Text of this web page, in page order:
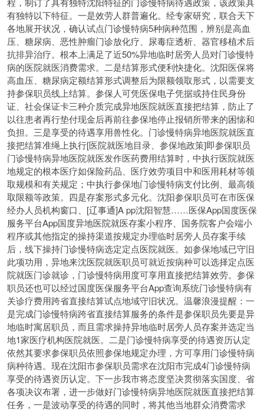
有独特以下特征。一是效劳人群普遍化。经专家研究，联合天下
各地展开状况，确认试点门诊慢特病5种病种范围，辨别是高血
压、糖尿病、恶性肿瘤门诊放化疗、尿毒症透析、器官移植术后
抗排异治疗。根本上满足了近50%异地临时居旁人员对门诊慢特
病的医院就医消费需求。二是结算形式便利快捷化。沈阳医保将
高血压、糖尿病定额结算形式调整后为限额领取形式，以需要支
持参保职员线上结算。参保人可凭医保电子凭据或持住民身份
证、社会保证卡三种介质完成异地医院就医直接把结算，防止了
以往患者再行垫付现金后再前往参保地停止报销所带来的困恼和
负担。三是享受的待遇享用兽性化。门诊慢特病异地医院就医直
接把结算准绳上执行[医院就医地目录、参保地政策]即参保职员
门诊慢特病异地医院就医发作医药费用结算时，中执行医院就医
地规定的根本医疗如保险药品、医疗效劳项目中和医用耗材等领
取规模和有关规定；中执行参保地门诊慢特病支付比例、最高领
取限额等政策。四是存案形式多元化。沈阳参保职员可在市医保
经办人员机构窗口、[辽事通]A pp沈阳智慧……医保App国度医保
服务平台App国度异地医院就医存案小程序、国务院客户会端小
程序或其他指定的操持渠道按规定办理临时居旁人员存案手续
后，线下操持门诊慢特病选定定点医院就医。如参保地域已守旧
此项功用，异地来沈医院就医职员可就近按病种可以选择定点医
院就医门诊就诊，门诊慢特病用度可享用直接把结算效劳。参保
职员还也可以经过国度医保服务平台App查询系统门诊慢特病有
关诊疗费用跨省直接结算试点地域守旧状况。温馨浪漫提醒：一
是完成门诊慢特病跨省直接结算服务的条件是参保职员先要是异
地临时寓居职员，而且需求操持异地临时居旁人员存案并选定当
地1家医疗机构医院就医。二是门诊慢特病享受的待遇资历认定
依然其要求参保职员依照参保地规定办理，方可享用门诊慢特病
病种待遇。现在沈阳市参保职员需求在沈阳市完成4门诊慢特病
享受的待遇资历认定。下一步我市将态度坚决贯彻落实国度、省
各项决议布署，进一步做好门诊慢特病异地医院就医直接把结算
任务，一是波动享受的待遇的同时，将其他当地群众消费需求